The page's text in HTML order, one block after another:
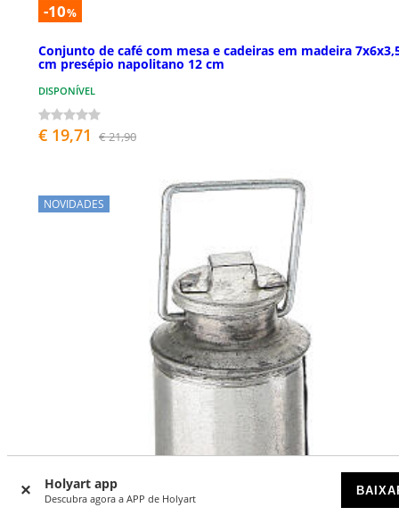
Holyart app
Descubra agora a APP de Holyart
-10%
Conjunto de café com mesa e cadeiras em madeira
cm presépio napolitano 12 cm
DISPONÍVEL
€ 19,71 € 21,90
NOVIDADES